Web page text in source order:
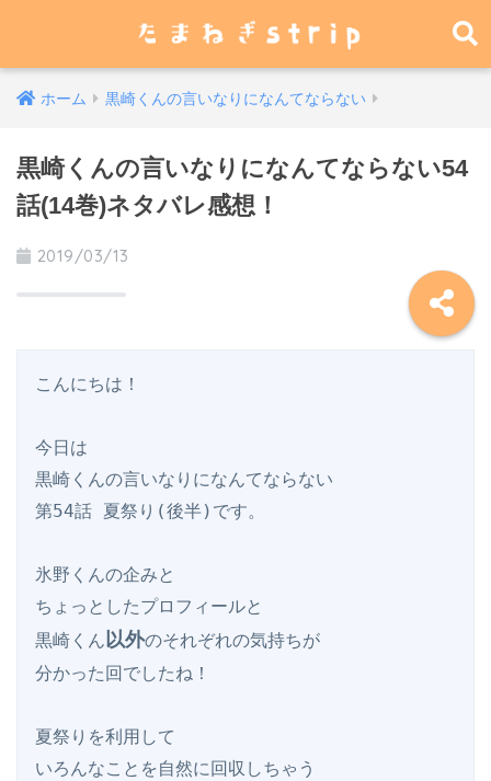
ホーム 黒崎くんの言いなりになんてならない
黒崎くんの言いなりになんてならない54
話(14巻)ネタバレ感想！
2019/03/13
こんにちは！
今日は
黒崎くんの言いなりになんてならない
第54話 夏祭り(後半)です。
氷野くんの企みと
ちょっとしたプロフィールと
黒崎くん 以外のそれぞれの気持ちが
分かった回でしたね！
夏祭りを利用して
いろんなことを自然に回収しちゃう